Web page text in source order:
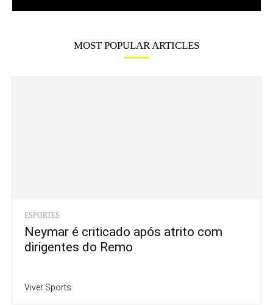
MOST POPULAR ARTICLES
ESPORTES
Neymar é criticado após atrito com
dirigentes do Remo
Viver Sports